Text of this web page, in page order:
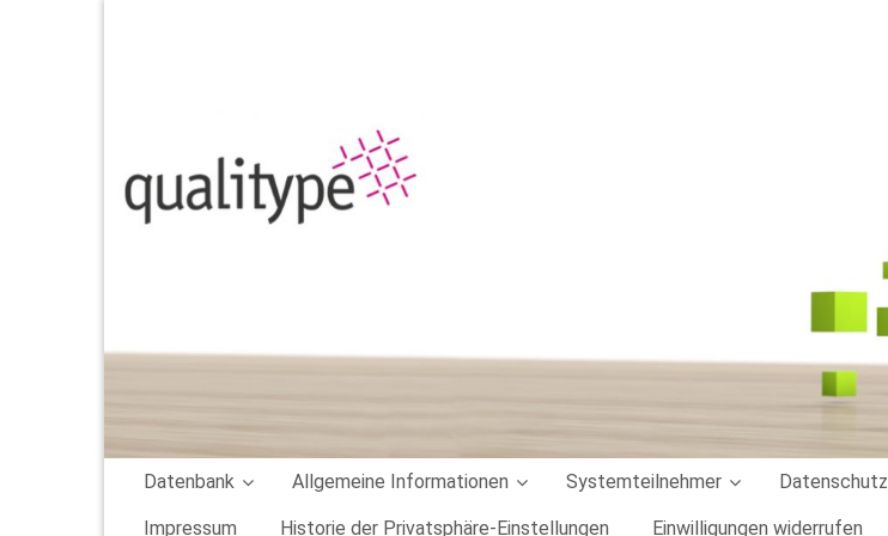
Datenbank Allgemeine Informationen Systemteilnehmer Datenschutz
Impressum Historie der Privatsphäre-Einstellungen Einwilligungen widerrufen